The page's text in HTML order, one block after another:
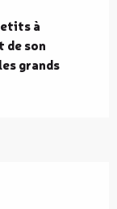
à
de son
grands